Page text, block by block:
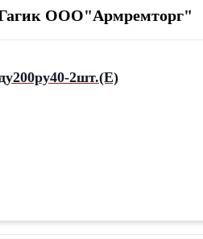
Гагик ООО"Армремторг"
2шт.(Е)